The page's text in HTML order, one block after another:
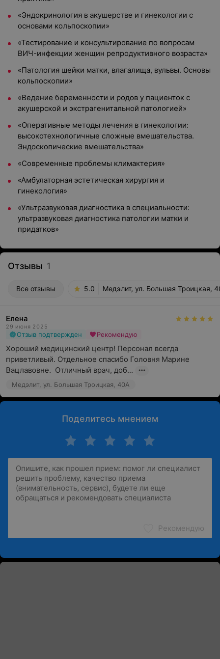
«Эндокринология в акушерстве и гинекологии с
основами кольпоскопии»
«Тестирование и консультирование по вопросам
ВИЧ-инфекции женщин репродуктивного возраста»
«Патология шейки матки, влагалища, вульвы. Основы
кольпоскопии»
«Ведение беременности и родов у пациенток с
акушерской и экстрагенитальной патологией»
«Оперативные методы лечения в гинекологии:
высокотехнологичные сложные вмешательства.
Эндоскопические вмешательства»
«Современные проблемы климактерия»
«Амбулаторная эстетическая хирургия и
гинекология»
«Ультразвуковая диагностика в специальности:
ультразвуковая диагностика патологии матки и
придатков»
Отзывы 1
Все отзывы 5.0 Медэлит, ул. Большая Троицкая,
Елена
29 июня 2025
Отзыв подтвержден Рекомендую
Хороший медицинский центр! Персонал всегда
приветливый. Отдельное спасибо Головня Марине
Вацлавовне.  Отличный врач, доб...
Медэлит, ул. Большая Троицкая, 40А
Поделитесь мнением
Рекомендую